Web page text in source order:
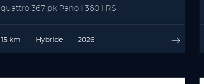
quattro 367 pk Pano l 360 l RS
15 km Hybride 2026